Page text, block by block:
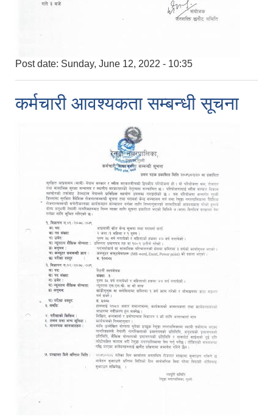
Post date: Sunday, June 12, 2022 - 10:35
कर्मचारी आवश्यकता सम्बन्धी सूचना